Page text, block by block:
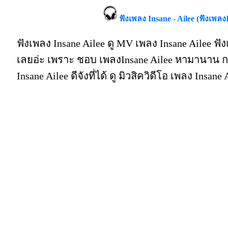
ฟังเพลง Insane - Ailee (ฟังเพลง
ฟังเพลง Insane Ailee ดู MV เพลง Insane Ailee ฟั
เลยอ่ะ เพราะ ชอบ เพลงInsane Ailee หามานาน
Insane Ailee ดีจังที่ได้ ดู มิวสิควิดีโอ เพลง